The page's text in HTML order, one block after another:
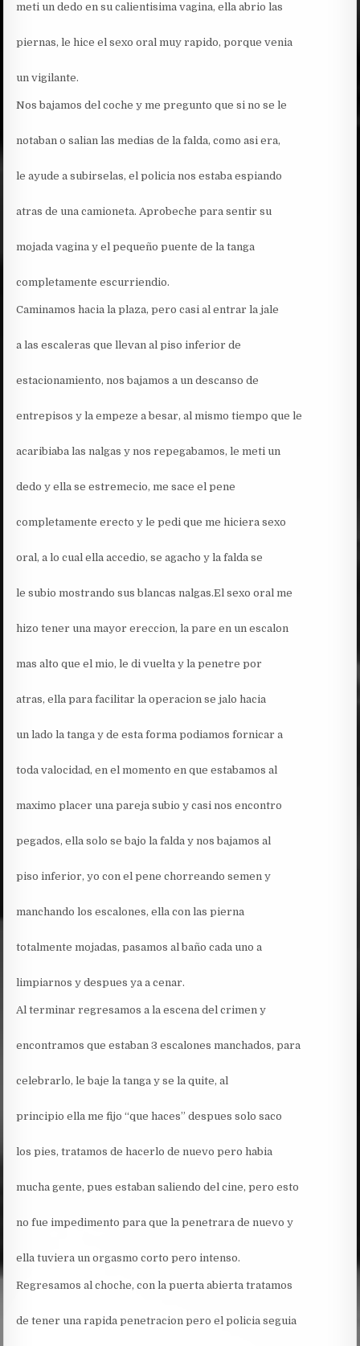
meti un dedo en su calientisima vagina, ella abrio las
piernas, le hice el sexo oral muy rapido, porque venia
un vigilante.
Nos bajamos del coche y me pregunto que si no se le
notaban o salian las medias de la falda, como asi era,
le ayude a subirselas, el policia nos estaba espiando
atras de una camioneta. Aprobeche para sentir su
mojada vagina y el pequeño puente de la tanga
completamente escurriendio.
Caminamos hacia la plaza, pero casi al entrar la jale
a las escaleras que llevan al piso inferior de
estacionamiento, nos bajamos a un descanso de
entrepisos y la empeze a besar, al mismo tiempo que le
acaribiaba las nalgas y nos repegabamos, le meti un
dedo y ella se estremecio, me sace el pene
completamente erecto y le pedi que me hiciera sexo
oral, a lo cual ella accedio, se agacho y la falda se
le subio mostrando sus blancas nalgas.El sexo oral me
hizo tener una mayor ereccion, la pare en un escalon
mas alto que el mio, le di vuelta y la penetre por
atras, ella para facilitar la operacion se jalo hacia
un lado la tanga y de esta forma podiamos fornicar a
toda valocidad, en el momento en que estabamos al
maximo placer una pareja subio y casi nos encontro
pegados, ella solo se bajo la falda y nos bajamos al
piso inferior, yo con el pene chorreando semen y
manchando los escalones, ella con las pierna
totalmente mojadas, pasamos al baño cada uno a
limpiarnos y despues ya a cenar.
Al terminar regresamos a la escena del crimen y
encontramos que estaban 3 escalones manchados, para
celebrarlo, le baje la tanga y se la quite, al
principio ella me fijo “que haces” despues solo saco
los pies, tratamos de hacerlo de nuevo pero habia
mucha gente, pues estaban saliendo del cine, pero esto
no fue impedimento para que la penetrara de nuevo y
ella tuviera un orgasmo corto pero intenso.
Regresamos al choche, con la puerta abierta tratamos
de tener una rapida penetracion pero el policia seguia